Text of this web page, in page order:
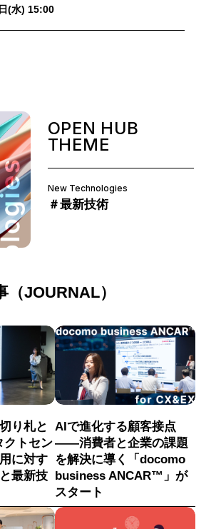
(水) 15:00
OPEN HUB
THEME
New Technologies
＃最新技術
（JOURNAL）
り札と
トセン
に対す
最新技
AIで進化する顧客接点
――消費者と企業の課題
を解決に導く「docomo
business ANCAR™」が
スタート